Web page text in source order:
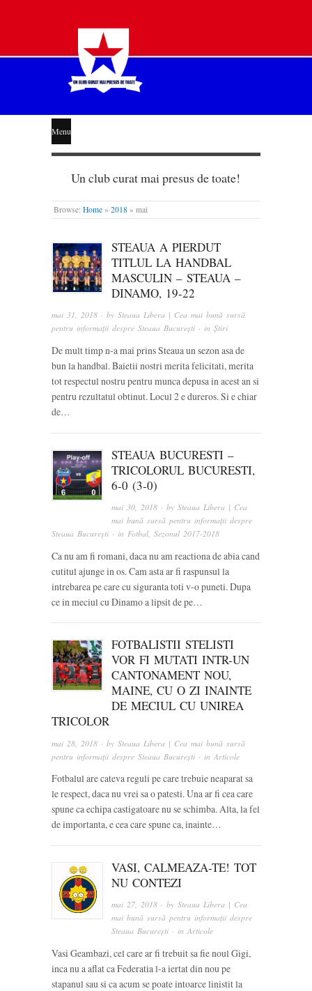
STEAUA
LIBERĂ
Menu
Un club curat mai presus de toate!
Browse: Home » 2018 » mai
STEAUA A PIERDUT
TITLUL LA HANDBAL
MASCULIN – STEAUA –
DINAMO, 19-22
mai 31, 2018 · by Steaua Libera | Cea mai bună sursă
pentru informații despre Steaua București · in Știri
De mult timp n-a mai prins Steaua un sezon asa de
bun la handbal. Baietii nostri merita felicitati, merita
tot respectul nostru pentru munca depusa in acest an si
pentru rezultatul obtinut. Locul 2 e dureros. Si e chiar
de…
STEAUA BUCURESTI –
TRICOLORUL BUCURESTI,
6-0 (3-0)
mai 30, 2018 · bySteaua Libera | Cea
mai bună sursă pentru informații despre
Steaua București · in Fotbal Sezonul 2017-2018
Ca nu am fi romani, daca nu am reactiona de abia cand
cutitul ajunge in os. Cam asta ar fi raspunsul la
intrebarea pe care cu siguranta toti v-o puneti. Dupa
ce in meciul cu Dinamo a lipsit de pe…
FOTBALISTII STELISTI
VOR FI MUTATI INTR-UN
CANTONAMENT NOU,
MAINE, CU O ZI INAINTE
DE MECIUL CU UNIREA
TRICOLOR
mai 28, 2018 · by Steaua Libera | Cea mai bună sursă
pentru informații despre Steaua București · in Articole
Fotbalul are cateva reguli pe care trebuie neaparat sa
le respect, daca nu vrei sa o patesti. Una ar fi cea care
spune ca echipa castigatoare nu se schimba. Alta, la fel
de importanta, e cea care spune ca, inainte…
VASI, CALMEAZA-TE! TOT
NU CONTEZI
mai 27, 2018 · bySteaua Libera | Cea
mai bună sursă pentru informații despre
Steaua București · inArticole
Vasi Geambazi, cel care ar fi trebuit sa fie noul Gigi,
inca nu a aflat ca Federatia l-a iertat din nou pe
stapanul sau si ca acum se poate intoarce linistit la